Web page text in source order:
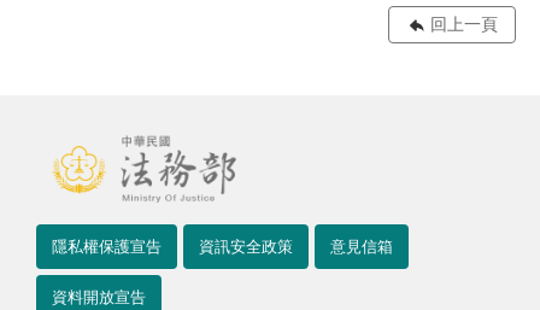
回上一頁
隱私權保護宣告 資訊安全政策 意見信箱
資料開放宣告